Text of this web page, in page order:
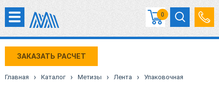
0
ЗАКАЗАТЬ РАСЧЕТ
Главная › Каталог › Метизы › Лента › Упаковочная